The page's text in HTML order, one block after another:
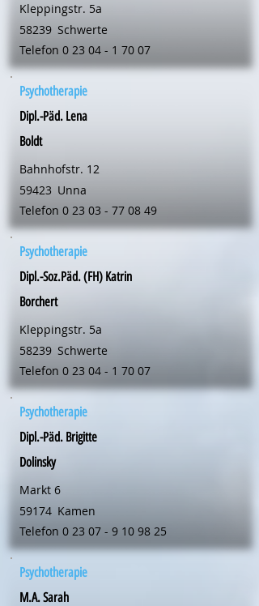
Kleppingstr. 5a
58239 Schwerte
Telefon 0 23 04 - 1 70 07
Psychotherapie
Dipl.-Päd. Lena
Boldt
Bahnhofstr. 12
59423 Unna
Telefon 0 23 03 - 77 08 49
Psychotherapie
Dipl.-Soz.Päd. (FH) Katrin
Borchert
Kleppingstr. 5a
58239 Schwerte
Telefon 0 23 04 - 1 70 07
Psychotherapie
Dipl.-Päd. Brigitte
Dolinsky
Markt 6
59174 Kamen
Telefon 0 23 07 - 9 10 98 25
Psychotherapie
M.A. Sarah